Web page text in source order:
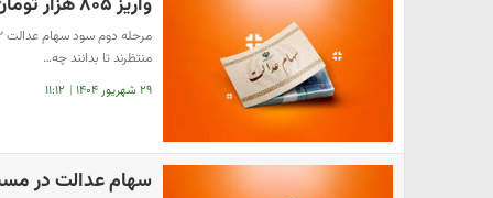
منتظرند تا بدانند چه…
۲۹ شهریور ۱۴۰۴ | ۱۱:۱۲
سهام عدالت در